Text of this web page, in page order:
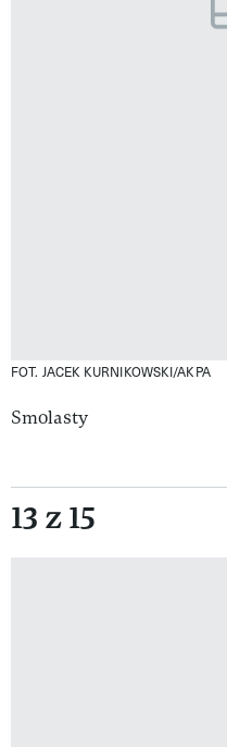
FOT. JACEK KURNIKOWSKI/AKPA
Smolasty
13 z 15